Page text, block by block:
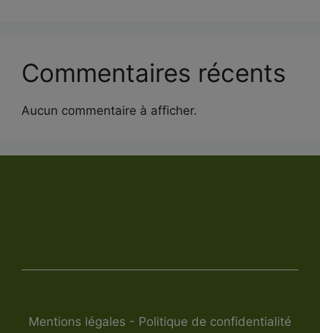
Commentaires récents
Aucun commentaire à afficher.
Mentions légales - Politique de confidentialité